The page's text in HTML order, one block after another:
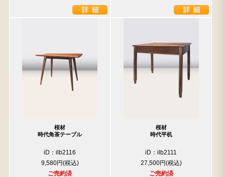
桜材
時代角茶テーブル
iD：ilb2116
9,580円
ご売約済
桜材
時代平机
iD：ilb2111
27,500円
ご売約済